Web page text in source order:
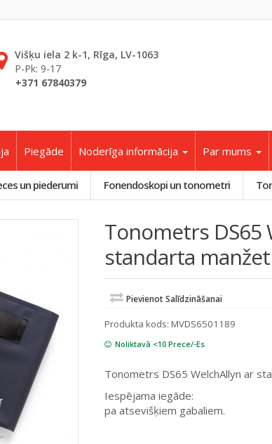
Višķu iela 2 k-1, Rīga, LV-1063
P-Pk: 9-17
+371 67840379
Piegāde Noderīga informācija Par mums
un piederumi Fonendoskopi un tonometri
Tonometrs DS65
standarta
Pievienot Salīdzināšanai
Produkta kods: MVDS6501189
Noliktavā <10 Prece/-Es
Tonometrs DS65 WelchAllyn ar
Iespējama iegāde:
pa atsevišķiem gabaliem.